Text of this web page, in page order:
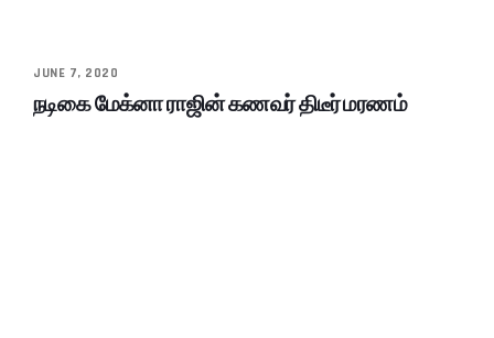
JUNE 7, 2020
நடிகை மேக்னா ராஜின் கணவர் திடீர் மரணம்